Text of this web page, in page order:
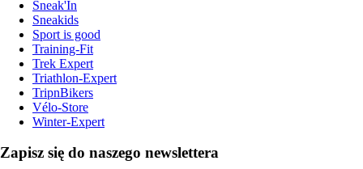
Sneak'In
Sneakids
Sport is good
Training-Fit
Trek Expert
Triathlon-Expert
TripnBikers
Vélo-Store
Winter-Expert
Zapisz się do naszego newslettera